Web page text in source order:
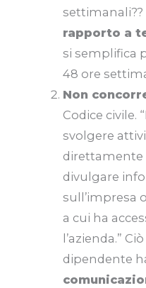
rapporto a
si semplifica
48 ore
Non
Codice civile.
svolgere
direttamente
divulgare
sull’impresa
a cui ha
l’azienda.”
dipendente